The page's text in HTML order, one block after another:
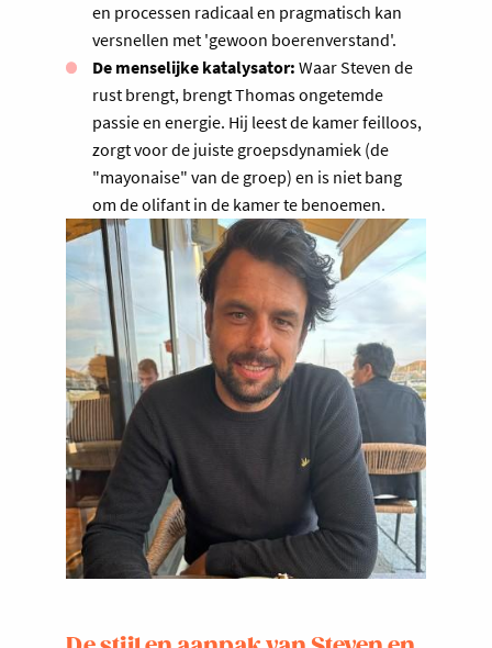
en processen radicaal en pragmatisch kan
versnellen met 'gewoon boerenverstand'.
De menselijke katalysator: Waar Steven de
rust brengt, brengt Thomas ongetemde
passie en energie. Hij leest de kamer feilloos,
zorgt voor de juiste groepsdynamiek (de
"mayonaise" van de groep) en is niet bang
om de olifant in de kamer te benoemen.